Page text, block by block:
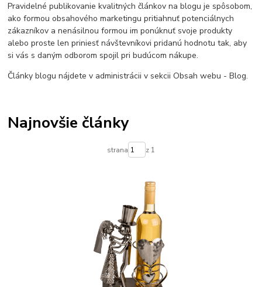
Pravidelné publikovanie kvalitných článkov na blogu je spôsobom,
ako formou obsahového marketingu pritiahnuť potenciálnych
zákazníkov a nenásilnou formou im ponúknuť svoje produkty
alebo proste len priniesť návštevníkovi pridanú hodnotu tak, aby
si vás s daným odborom spojil pri budúcom nákupe.
Články blogu nájdete v administrácii v sekcii Obsah webu - Blog.
Najnovšie články
strana z 1